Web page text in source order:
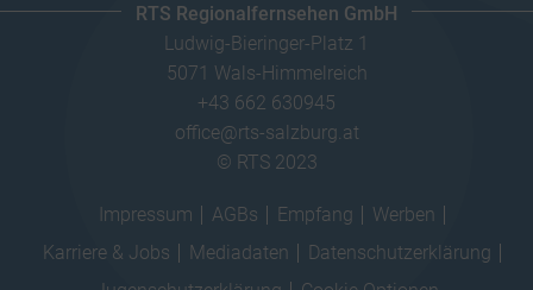
RTS Regionalfernsehen GmbH
Ludwig-Bieringer-Platz 1
5071 Wals-Himmelreich
+43 662 630945
office@rts-salzburg.at
© RTS 2023
Impressum AGBs Empfang
Werben
Karriere & Jobs
Mediadaten
Datenschutzerklärung